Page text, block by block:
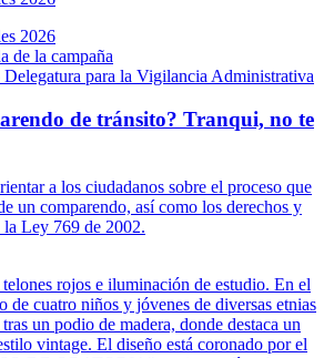
2026
Delegatura para la Vigilancia Administrativa
de tránsito? Tranqui, no te
a los ciudadanos sobre el proceso que
un comparendo, así como los derechos y
la Ley 769 de 2002.